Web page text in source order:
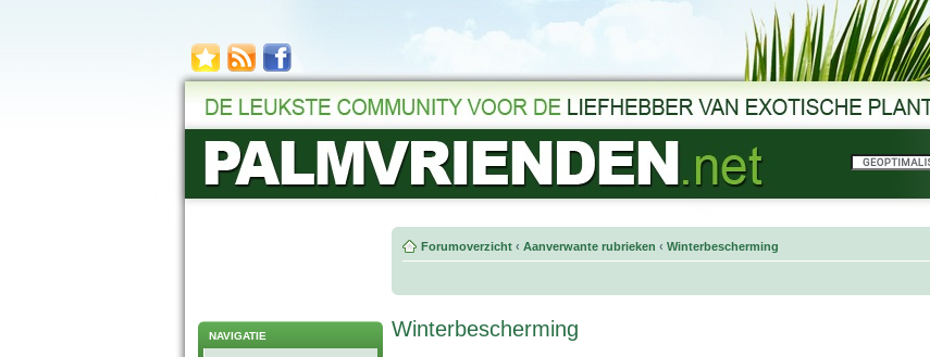
NAVIGATIE
Forumoverzicht ‹ Aanverwante rubrieken ‹ Winterbescherming
Winterbescherming